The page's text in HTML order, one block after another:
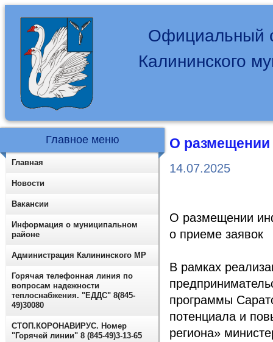
Официальный
Калининского
О
14.07.2025
О размещении
о приеме заявок
В рамках
программы
потенциала и
региона»
Главное меню
Главная
Новости
Вакансии
Информация о муниципальном
районе
Администрация Калининского МР
Горячая телефонная линия по
вопросам надежности
теплоснабжения. "ЕДДС" 8(845-
49)30080
СТОП.КОРОНАВИРУС. Номер
"Горячей линии" 8 (845-49)3-13-65